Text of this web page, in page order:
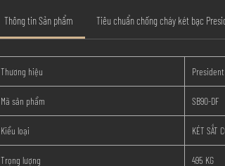
Thông tin Sản phẩm Tiêu chuẩn chống cháy két bạc
Thương hiệu President
Mã sản phẩm SB90-DF
Kiểu loại KÉT SẮT
Trọng lượng 495 KG